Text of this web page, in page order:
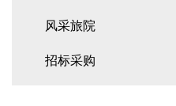
风采旅院
招标采购